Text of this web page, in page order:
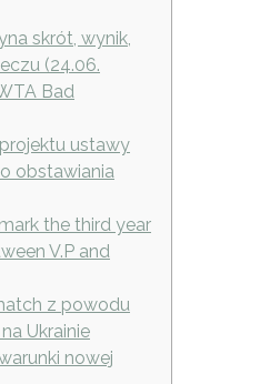
skrót, wynik,
(24.06.
Bad
ustawy
obstawiania
the third year
V.P and
z powodu
Ukrainie
nowej